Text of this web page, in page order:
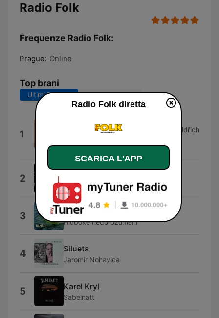
Radio Folk
Frequenze Radio Folk:
Prague: Online
Top brani
Ultimi 7 giorni Ultimi 30 giorni
1
František Nedvěd, Dušan Vančura, Oldřich
2 Jen tak
LORD
3 Hluboké nedorozumění
Hluboké nedorozumění
4 Silueta
Jaromir Nohavica
5 Karel Kryl
Sabelnatt
Radio Folk diretta
SCARICA L'APP